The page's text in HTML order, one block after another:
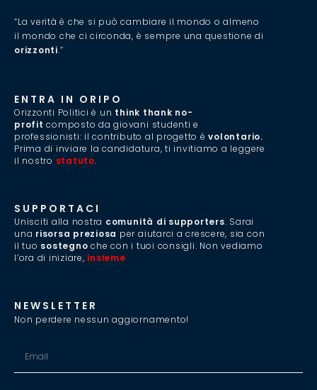
“La verità è che si può cambiare il mondo o almeno
il mondo che ci circonda, è sempre una questione di
orizzonti.”
ENTRA IN ORIPO
Orizzonti Politici è un think thank no-
profit composto da giovani studenti e
professionisti: il contributo al progetto èvolontario.
Prima di inviare la candidatura, ti invitiamo a leggere
il nostro statuto.
SUPPORTACI
Unisciti alla nostra comunità di supporters. Sarai
una risorsa preziosa per aiutarci a crescere, sia con
il tuo sostegno che con i tuoi consigli. Non vediamo
l’ora di iniziare, insieme
NEWSLETTER
Non perdere nessun aggiornamento!